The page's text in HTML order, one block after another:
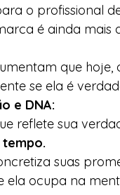
o profissional
é ainda mais
que
se ela é
e DNA:
reflete sua
suas
ocupa na